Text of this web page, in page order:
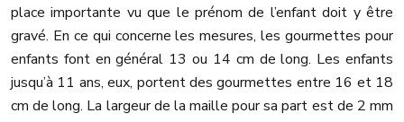
place importante vu que le prénom de l’enfant doit y être
gravé. En ce qui concerne les mesures, les gourmettes pour
enfants font en général 13 ou 14 cm de long. Les enfants
jusqu’à 11 ans, eux, portent des gourmettes entre 16 et 18
cm de long. La largeur de la maille pour sa part est de 2 mm